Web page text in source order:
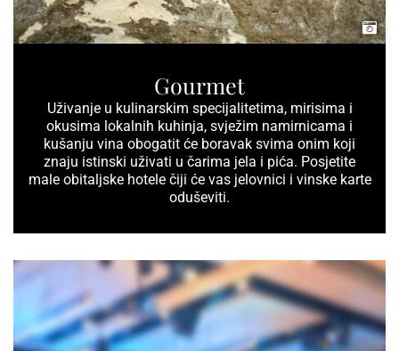
Uživanje u kulinarskim specijalitetima, mirisima i
okusima lokalnih kuhinja, svježim namirnicama i
kušanju vina obogatit će boravak svima onim koji
znaju istinski uživati u čarima jela i pića. Posjetite
male obitaljske hotele čiji će vas jelovnici i vinske karte
oduševiti.
Gourmet